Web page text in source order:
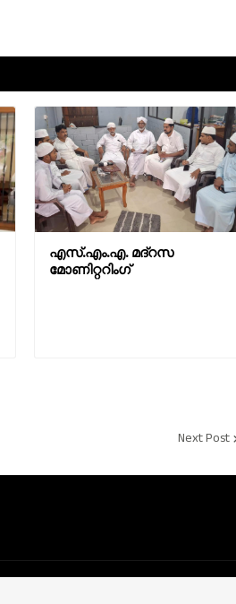
എസ്.എം.എ. മദ്റസ
മോണിറ്ററിംഗ്
Next Post